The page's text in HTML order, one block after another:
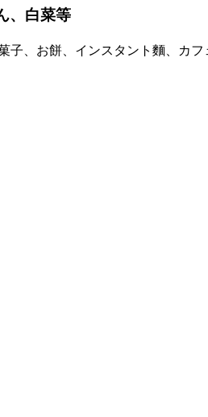
、白菜等
子、お餅、インスタント麵、カフ